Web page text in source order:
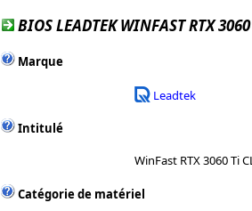
BIOS LEADTEK WINFAST RTX
Marque
Leadtek
Intitulé
WinFast RTX 3060 Ti
Catégorie de matériel